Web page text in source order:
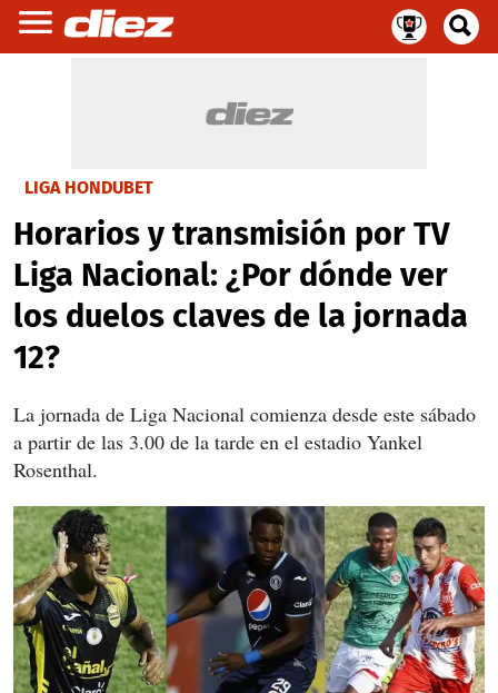
LIGA HONDUBET
Horarios y transmisión por TV
Liga Nacional: ¿Por dónde ver
los duelos claves de la jornada
12?
La jornada de Liga Nacional comienza desde este sábado
a partir de las 3.00 de la tarde en el estadio Yankel
Rosenthal.